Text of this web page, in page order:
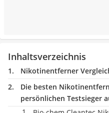
Inhaltsverzeichnis
Nikotinentferner
Die besten
persönlichen Testsieger